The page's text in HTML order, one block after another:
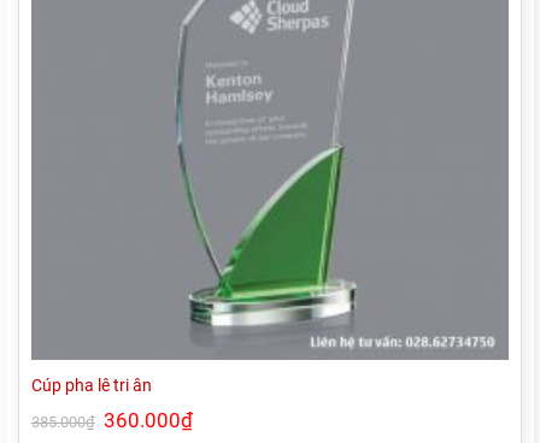
Cúp pha lê tri ân
385.000₫ Giá
gốc
360.000₫Giá
hiện